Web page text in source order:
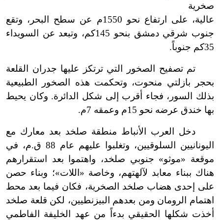
صخرية
عالية، على ارتفاع نحو 1550م عن سطح البحر، وتقع
جنوب شرقي دمشق بنحو 145كم، وتبعد عن السويداء
35كم جنوباً.
تم تصفيح الصخور التي ترتكز عليها جدران القلعة
بحجر بازلتي منحوت، وتحكمت هذه الصخور الطبيعية
بذلك السور، فجاء أقرب إلى شكل الدائرة. وكان يحيط
بها خندق عرضه نحو 15م وعمقه 7م.
دخل العرب الأنباط منطقة صلخد بعد معارك مع
اليونانيين السلوقيين، وتغلبوا عليهم عام 88 ق.م، في
موقعة «موثو» جنوبي صلخد، واهتموا بعد استقرارهم
هناك ببناء معابد لآلهتهم، وخاصة «اللات»؛ وبناء حصن
على إحدى هضاب صلخد الصخرية، فكان فيما بعد محط
اهتمام الرومان ومن بعدهم البيزنطيين، لكن قلعة صلخد
أخذت شكلها الحقيقي بدءاً من عهد الخليفة الفاطمي